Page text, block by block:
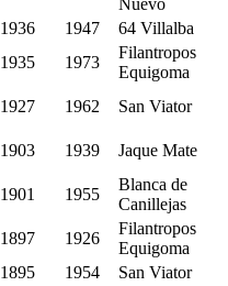
Nuevo
1936 1947
64 Villalba
1935 1973
Filantropos
Equigoma
1927 1962 San Viator
1903 1939 Jaque Mate
1901 1955
Blanca de
Canillejas
1897 1926
Filantropos
Equigoma
1895 1954
San Viator